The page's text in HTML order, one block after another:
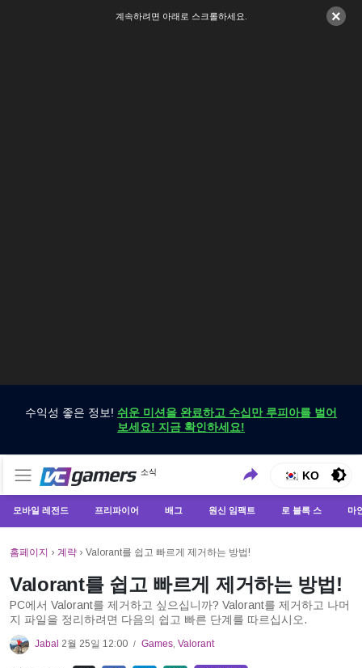
×
계속하려면 아래로 스크롤하세요.
수익성 좋은 정보! 쉬운 미션을 완료하고 수십만 루피아를 벌어
보세요! 지금 확인하세요!
VCGamers 뉴스
소식
VCGamers에서만 최신 게임 뉴스 받기
KO
모바일 레전드 프리파이어 배그 원신 임팩트 로 블록 스 마
홈페이지 › 계략 › Valorant를 쉽고 빠르게 제거하는 방법!
Valorant를 쉽고 빠르게 제거하는 방법!
PC에서 Valorant를 제거하고 싶으십니까? Valorant를 제거하고 나머
지 파일을 정리하려면 다음의 쉽고 빠른 단계를 따르십시오.
Jabal 2월 25일 12:00 / Games, Valorant